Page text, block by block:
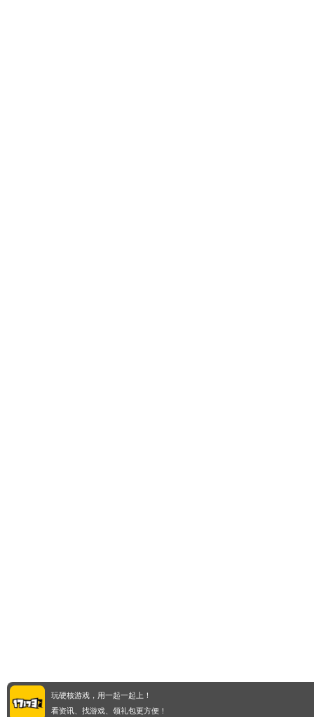
玩硬核游戏，用一起一起上！
看资讯、找游戏、领礼包更方便！